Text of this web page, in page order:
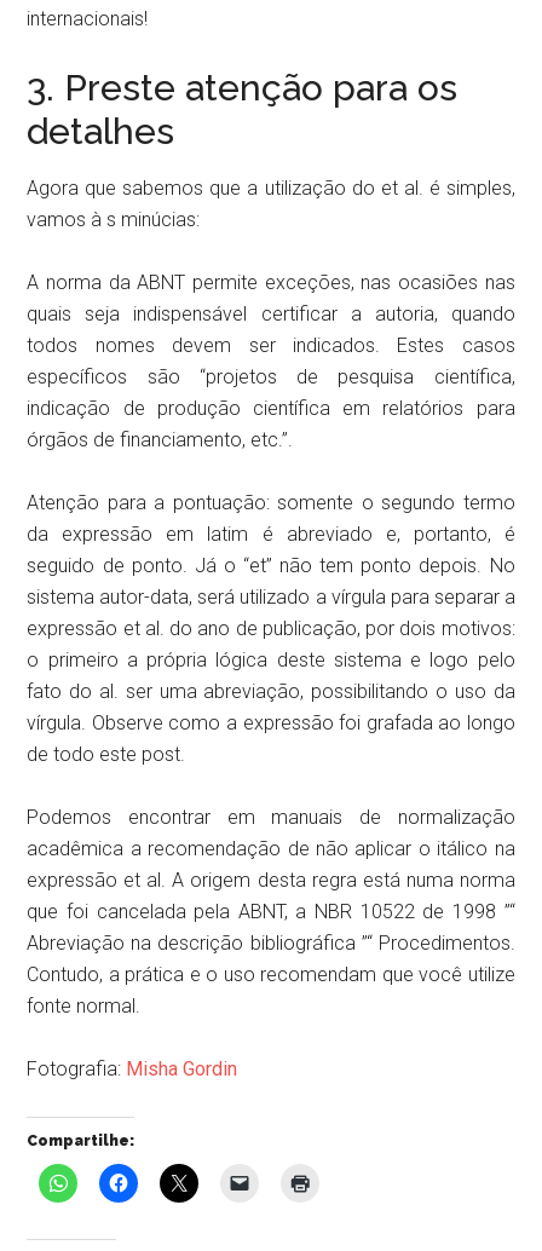
internacionais!
3. Preste atenção para os
detalhes
Agora que sabemos que a utilização do et al. é simples,
vamos à s minúcias:
A norma da ABNT permite exceções, nas ocasiões nas
quais seja indispensável certificar a autoria, quando
todos nomes devem ser indicados. Estes casos
específicos são “projetos de pesquisa científica,
indicação de produção científica em relatórios para
órgãos de financiamento, etc.”.
Atenção para a pontuação: somente o segundo termo
da expressão em latim é abreviado e, portanto, é
seguido de ponto. Já o “et” não tem ponto depois. No
sistema autor-data, será utilizado a vírgula para separar a
expressão et al. do ano de publicação, por dois motivos:
o primeiro a própria lógica deste sistema e logo pelo
fato do al. ser uma abreviação, possibilitando o uso da
vírgula. Observe como a expressão foi grafada ao longo
de todo este post.
Podemos encontrar em manuais de normalização
acadêmica a recomendação de não aplicar o itálico na
expressão et al. A origem desta regra está numa norma
que foi cancelada pela ABNT, a NBR 10522 de 1998 ”“
Abreviação na descrição bibliográfica ”“ Procedimentos.
Contudo, a prática e o uso recomendam que você utilize
fonte normal.
Fotografia: Misha Gordin
Compartilhe: